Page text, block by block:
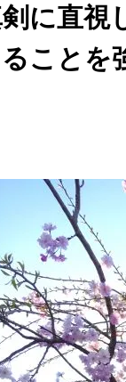
に直視
ことを